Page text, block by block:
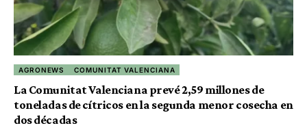
AGRONEWS COMUNITAT VALENCIANA
La Comunitat Valenciana prevé 2,59 millones de
toneladas de cítricos en la segunda menor cosecha en
dos décadas